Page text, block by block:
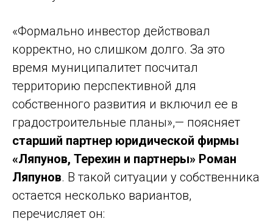
«Формально инвестор действовал
корректно, но слишком долго. За это
время муниципалитет посчитал
территорию перспективной для
собственного развития и включил ее в
градостроительные планы»,— поясняет
старший партнер юридической фирмы
«Ляпунов, Терехин и партнеры» Роман
Ляпунов. В такой ситуации у собственника
остается несколько вариантов,
перечисляет он: